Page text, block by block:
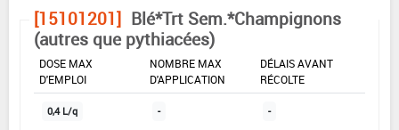
[15101201] Blé*Trt Sem.*Champignons
(autres que pythiacées)
DOSE MAX
D'EMPLOI
NOMBRE MAX
D'APPLICATION
DÉLAIS AVANT
RÉCOLTE
0,4 L/q - -